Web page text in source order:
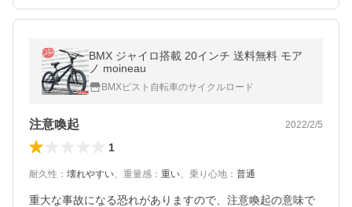
BMX ジャイロ搭載 20インチ 送料無料 モア
ノ moineau
BMXピスト自転車のサイクルロード
注意喚起 2022/2/5
1
耐久性 ： 壊れやすい、 重量感 ： 重い、 乗り心地 ： 普通
重大な事故になる恐れがありますので、注意喚起の意味で